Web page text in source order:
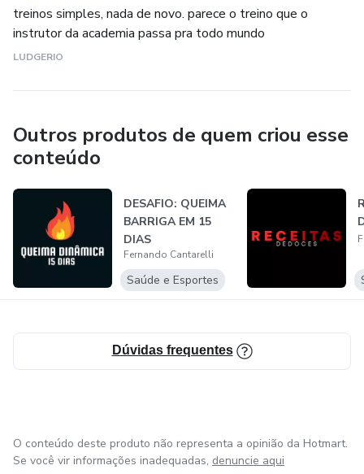
treinos simples, nada de novo. parece o treino que o
instrutor da academia passa pra todo mundo
LUDGERIO
Outros produtos de quem criou esse
conteúdo
DESAFIO: QUEIMA
BARRIGA EM 15
DIAS
Fernando Cantarelli
Saúde e Esportes
Dúvidas frequentes
O conteúdo deste produto não representa a opinião da Hotmart.
Se você vir informações inadequadas, denuncie aqui